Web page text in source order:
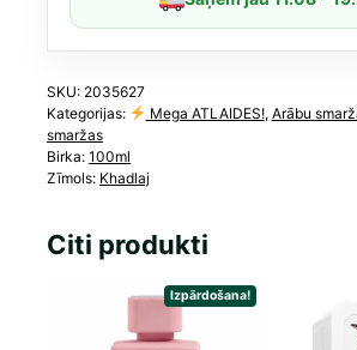
Sparkling
SKU: 2035627
Kategorijas:
Mega ATLAIDES!, Arābu
smaržas
Birka: 100ml
Zīmols: Khadlaj
Citi produkti
Izpārdošana!